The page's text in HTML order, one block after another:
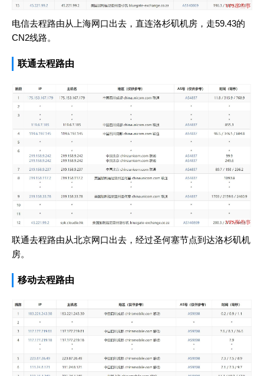
电信去程路由从上海网口出去，直连洛杉矶机房，走59.43的
CN2线路。
联通去程路由
联通去程路由从北京网口出去，经过圣何塞节点到达洛杉矶机
房。
移动去程路由